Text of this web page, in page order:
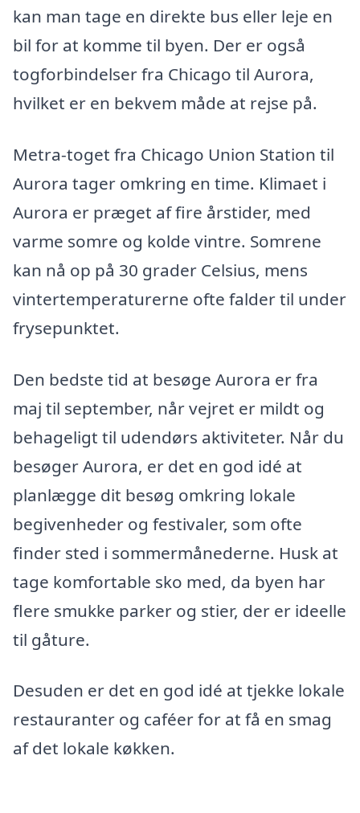
kan man tage en direkte bus eller leje en
bil for at komme til byen. Der er også
togforbindelser fra Chicago til Aurora,
hvilket er en bekvem måde at rejse på.
Metra-toget fra Chicago Union Station til
Aurora tager omkring en time. Klimaet i
Aurora er præget af fire årstider, med
varme somre og kolde vintre. Somrene
kan nå op på 30 grader Celsius, mens
vintertemperaturerne ofte falder til under
frysepunktet.
Den bedste tid at besøge Aurora er fra
maj til september, når vejret er mildt og
behageligt til udendørs aktiviteter. Når du
besøger Aurora, er det en god idé at
planlægge dit besøg omkring lokale
begivenheder og festivaler, som ofte
finder sted i sommermånederne. Husk at
tage komfortable sko med, da byen har
flere smukke parker og stier, der er ideelle
til gåture.
Desuden er det en god idé at tjekke lokale
restauranter og caféer for at få en smag
af det lokale køkken.